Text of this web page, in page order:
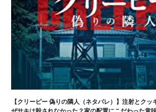
【クリーピー 偽りの隣人（ネタバレ）】注射とク